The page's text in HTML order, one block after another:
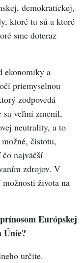
demokratickej,
ktoré tu sú a ktoré
sme doteraz
ekonomiky a
priemyselnou
zodpovedá
sa veľmi zmenil,
neutrality, a to
čistotu,
najväčší
zdrojov. V
života na
Európskej
Únie?
určite.